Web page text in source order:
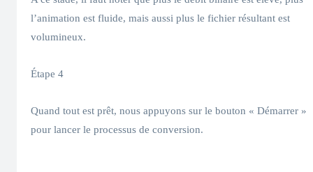
l’animation est fluide, mais aussi plus le fichier résultant est
volumineux.
Étape 4
Quand tout est prêt, nous appuyons sur le bouton « Démarrer »
pour lancer le processus de conversion.